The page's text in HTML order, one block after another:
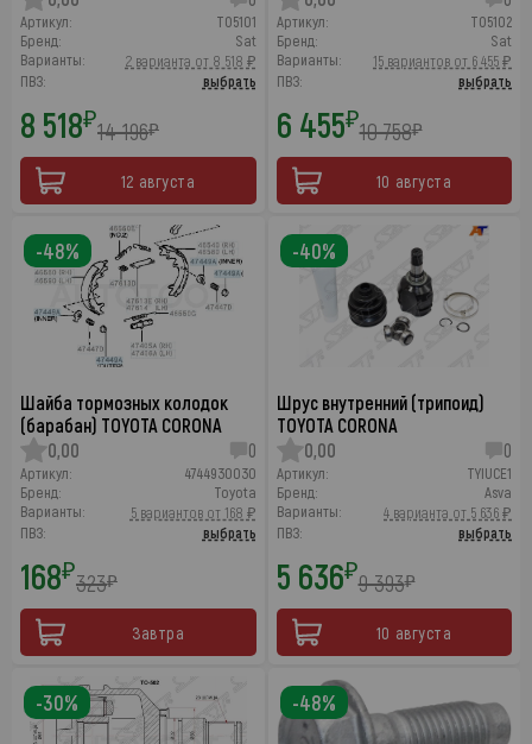
Артикул:
TO5101
Бренд:
Sat
Варианты:
2 варианта от 8 518 ₽
ПВЗ:
выбрать
8 518₽14 196₽
12 августа
Артикул:
TO5102
Бренд:
Sat
Варианты:
15 вариантов от 6 455 ₽
ПВЗ:
выбрать
6 455₽10 758₽
10 августа
Шайба тормозных колодок
(барабан) TOYOTA CORONA
0,00
0
Артикул:
4744930030
Бренд:
Toyota
Варианты:
5 вариантов от 168 ₽
ПВЗ:
выбрать
168₽323₽
Завтра
-48%
Шрус внутренний (трипоид)
TOYOTA CORONA
0,00
0
Артикул:
TYIUCE1
Бренд:
Asva
Варианты:
4 варианта от 5 636 ₽
ПВЗ:
выбрать
5 636₽9 393₽
10 августа
-40%
-30% -48%